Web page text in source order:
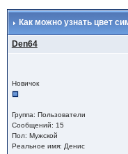
Как можно узнать цвет
Den64
Новичок
Группа: Пользователи
Сообщений: 15
Пол: Мужской
Реальное имя: Денис